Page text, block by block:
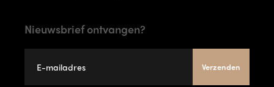
Nieuwsbrief ontvangen?
Verzenden